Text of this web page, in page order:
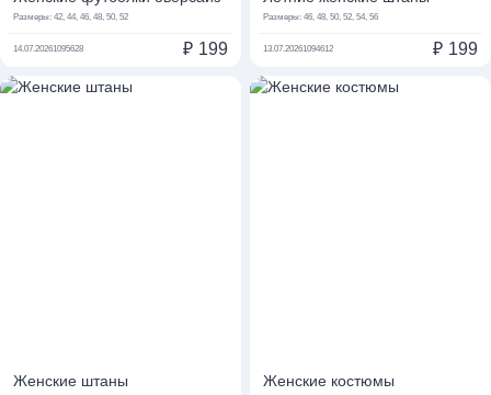
Размеры: 42, 44, 46, 48, 50, 52
14.07.20261095628 ₽ 199
Размеры: 46, 48, 50, 52, 54, 56
13.07.20261094612 ₽ 199
Женские штаны Женские костюмы